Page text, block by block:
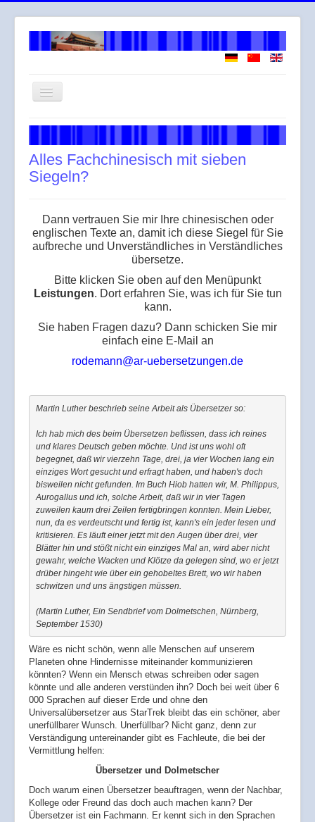
Navigation
Willkommen
Arbeitsweise
Honorar
Across
Alles Fachchinesisch mit sieben
Siegeln?
Dann vertrauen Sie mir Ihre chinesischen oder
englischen Texte an, damit ich diese Siegel für Sie
aufbreche und Unverständliches in Verständliches
übersetze.
Bitte klicken Sie oben auf den Menüpunkt
Leistungen. Dort erfahren Sie, was ich für Sie tun
kann.
Sie haben Fragen dazu? Dann schicken Sie mir
einfach eine E-Mail an
rodemann@ar-uebersetzungen.de
Martin Luther beschrieb seine Arbeit als Übersetzer so:
Ich hab mich des beim Übersetzen beflissen, dass ich reines
und klares Deutsch geben möchte. Und ist uns wohl oft
begegnet, daß wir vierzehn Tage, drei, ja vier Wochen lang ein
einziges Wort gesucht und erfragt haben, und haben's doch
bisweilen nicht gefunden. Im Buch Hiob hatten wir, M. Philippus,
Aurogallus und ich, solche Arbeit, daß wir in vier Tagen
zuweilen kaum drei Zeilen fertigbringen konnten. Mein Lieber,
nun, da es verdeutscht und fertig ist, kann's ein jeder lesen und
kritisieren. Es läuft einer jetzt mit den Augen über drei, vier
Blätter hin und stößt nicht ein einziges Mal an, wird aber nicht
gewahr, welche Wacken und Klötze da gelegen sind, wo er jetzt
drüber hingeht wie über ein gehobeltes Brett, wo wir haben
schwitzen und uns ängstigen müssen.
(Martin Luther, Ein Sendbrief vom Dolmetschen, Nürnberg,
September 1530)
Wäre es nicht schön, wenn alle Menschen auf unserem
Planeten ohne Hindernisse miteinander kommunizieren
könnten? Wenn ein Mensch etwas schreiben oder sagen
könnte und alle anderen verstünden ihn? Doch bei weit über 6
000 Sprachen auf dieser Erde und ohne den
Universalübersetzer aus StarTrek bleibt das ein schöner, aber
unerfüllbarer Wunsch. Unerfüllbar? Nicht ganz, denn zur
Verständigung untereinander gibt es Fachleute, die bei der
Vermittlung helfen:
Übersetzer und Dolmetscher
Doch warum einen Übersetzer beauftragen, wenn der Nachbar,
Kollege oder Freund das doch auch machen kann? Der
Übersetzer ist ein Fachmann. Er kennt sich in den Sprachen